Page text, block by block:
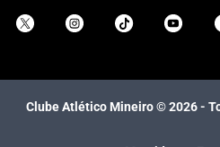
Clube Atlético Mineiro ©2026-